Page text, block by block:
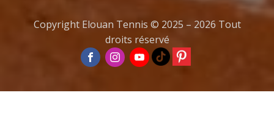
Copyright Elouan Tennis © 2025 – 2026 Tout
droits réservé